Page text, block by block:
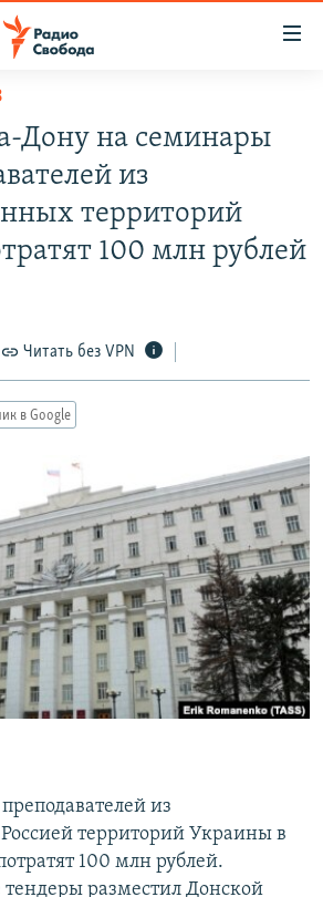
РАССЫЛКУ
Дону на семинары
из
территорий
100 млн рублей
Читать без VPN
в Google
из
территорий Украины в
100 млн рублей.
разместил Донской